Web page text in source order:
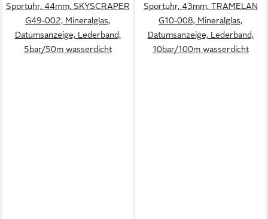
Sportuhr, 44mm, SKYSCRAPER
G49-002, Mineralglas,
Datumsanzeige, Lederband,
5bar/50m wasserdicht
Sportuhr, 43mm, TRAMELAN
G10-008, Mineralglas,
Datumsanzeige, Lederband,
10bar/100m wasserdicht